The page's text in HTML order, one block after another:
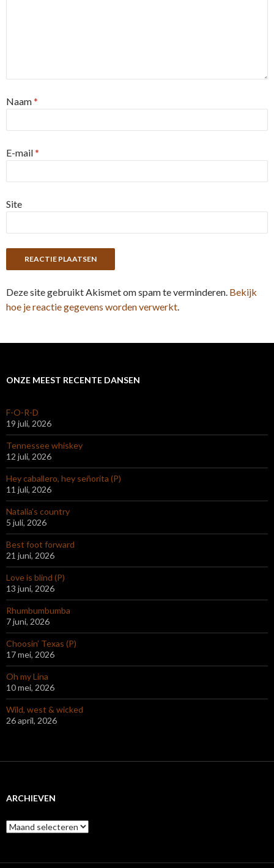
Naam*
E-mail*
Site
Deze site gebruikt Akismet om spam te verminderen. Bekijk
hoe je reactie gegevens worden verwerkt
ONZE MEEST RECENTE DANSEN
F-O-R-D
19 juli, 2026
Tennessee whiskey
12 juli, 2026
Hey caballero, hey señorita (P)
11 juli, 2026
Natalia’s country
5 juli, 2026
Best foot forward
21 juni, 2026
Love is blind (P)
13 juni, 2026
Rhumbumbumba
7 juni, 2026
Choosin’ Texas (P)
17 mei, 2026
Oh my Lina
10 mei, 2026
Wild, west & wicked
26 april, 2026
ARCHIEVEN
Archieven